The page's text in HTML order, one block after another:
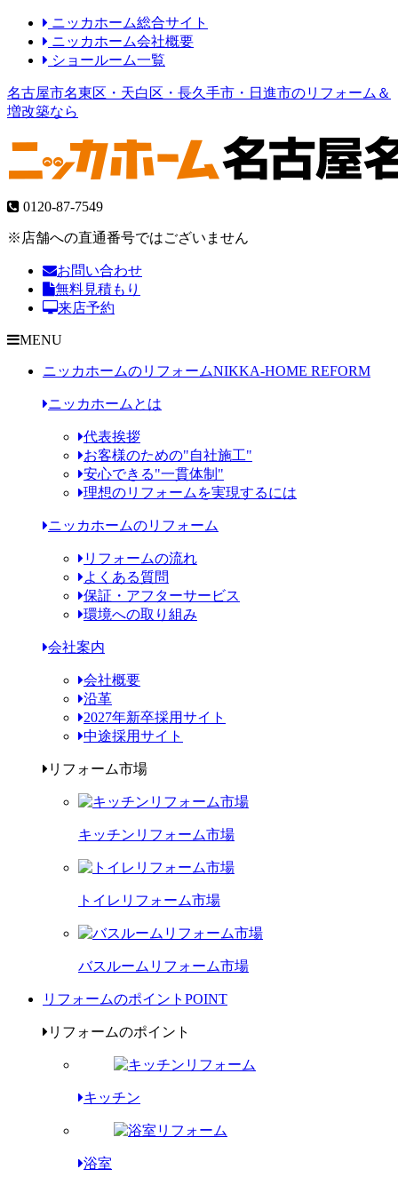
ニッカホーム総合サイト
ニッカホーム会社概要
ショールーム一覧
名古屋市名東区・天白区・長久手市・日進市のリフォーム＆
増改築なら
0120-87-7549
※店舗への直通番号ではございません
お問い合わせ
無料見積もり
来店予約
MENU
ニッカホームのリフォームNIKKA-HOME REFORM
ニッカホームとは
代表挨拶
お客様のための"自社施工"
安心できる"一貫体制"
理想のリフォームを実現するには
ニッカホームのリフォーム
リフォームの流れ
よくある質問
保証・アフターサービス
環境への取り組み
会社案内
会社概要
沿革
2027年新卒採用サイト
中途採用サイト
リフォーム市場
キッチンリフォーム市場
トイレリフォーム市場
バスルームリフォーム市場
リフォームのポイント POINT
リフォームのポイント
キッチン
浴室